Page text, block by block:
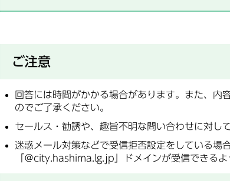
ご注意
回答には時間がかかる場合があります。また、内
のでご了承ください。
セールス・勧誘や、趣旨不明な問い合わせに対し
迷惑メール対策などで受信拒否設定をしている場
「＠city.hashima.lg.jp」ドメインが受信できるよ